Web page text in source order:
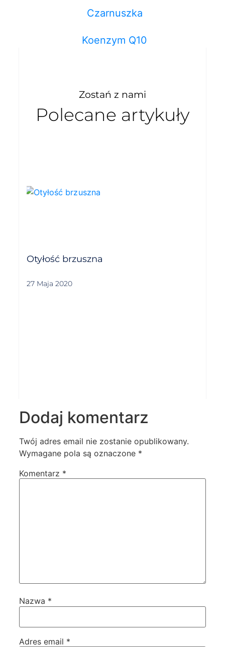
Czarnuszka
Koenzym Q10
Zostań z nami
Polecane artykuły
Otyłość brzuszna
27 Maja 2020
Dodaj komentarz
Twój adres email nie zostanie opublikowany.
Wymagane pola są oznaczone *
Komentarz *
Nazwa *
Adres email *